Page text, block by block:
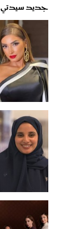
جديد سيدتي